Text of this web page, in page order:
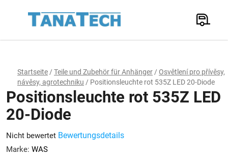
Suchen
Startseite / Teile und Zubehör für Anhänger / Osvětlení pro přívěsy,
návěsy, agrotechniku / Positionsleuchte rot 535Z LED 20-Diode
Positionsleuchte rot 535Z LED
20-Diode
Die
durchschnittliche
Nicht bewertet Bewertungsdetails
Marke: WAS